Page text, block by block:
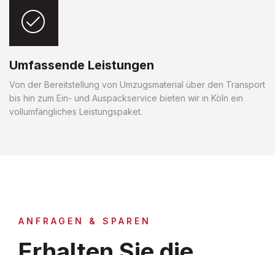
Umfassende Leistungen
Von der Bereitstellung von Umzugsmaterial über den Transport
bis hin zum Ein- und Auspackservice bieten wir in Köln ein
vollumfängliches Leistungspaket.
ANFRAGEN & SPAREN